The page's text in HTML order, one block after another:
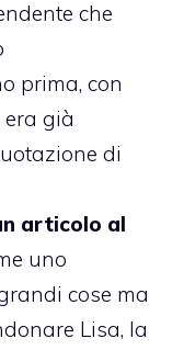
che
prima, con
era già
di
articolo al
uno
cose ma
Lisa, la